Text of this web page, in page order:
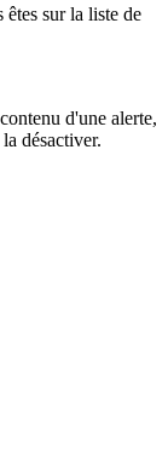
sur la liste de
d'une alerte,
désactiver.